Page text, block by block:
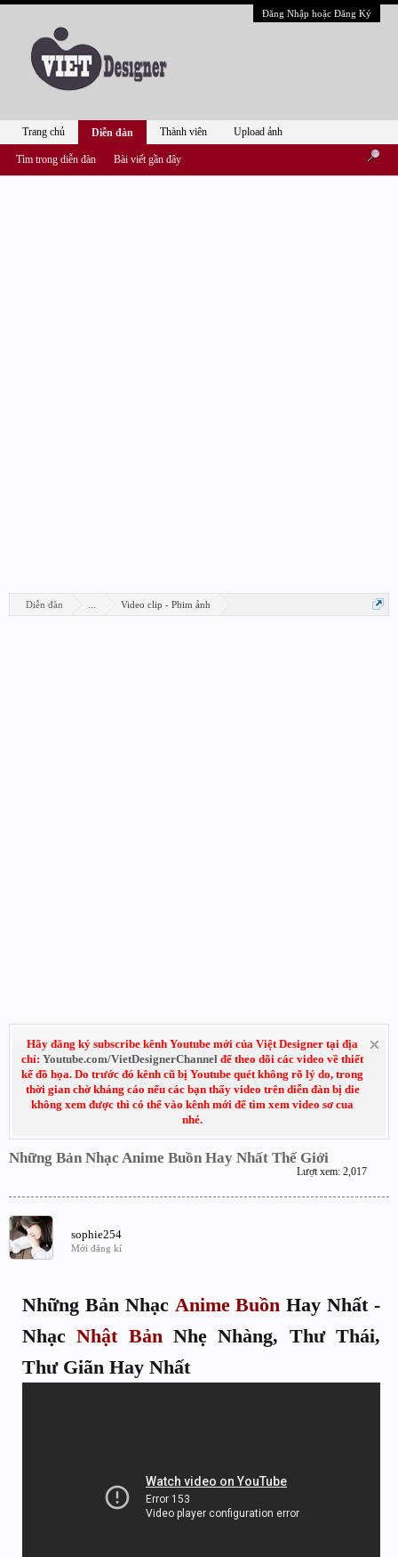
Đăng Nhập hoặc Đăng Ký
Diễn đàn Video clip - Phim ảnh
Hãy đăng ký subscribe kênh Youtube mới của Việt Designer tại địa
chỉ: Youtube.com/VietDesignerChannel để theo dõi các video về thiết
kế đồ họa. Do trước đó kênh cũ bị Youtube quét không rõ lý do, trong
thời gian chờ kháng cáo nếu các bạn thấy video trên diễn đàn bị die
không xem được thì có thể vào kênh mới để tìm xem video sơ cua
nhé.
Những Bản Nhạc Anime Buồn Hay Nhất Thế Giới
Lượt xem: 2,017
sophie254
Mới đăng kí
Những Bản Nhạc Anime Buồn Hay Nhất -
NhạcNhật BảnNhẹ Nhàng, Thư Thái,
Thư Giãn Hay Nhất
Trang chủ Diễn đàn
Tìm trong diễn đàn Bài viết gần đây
Thành viên Upload ảnh